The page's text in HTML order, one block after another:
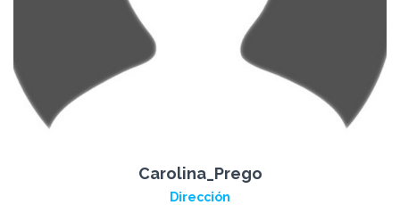
Carolina_Prego
Dirección